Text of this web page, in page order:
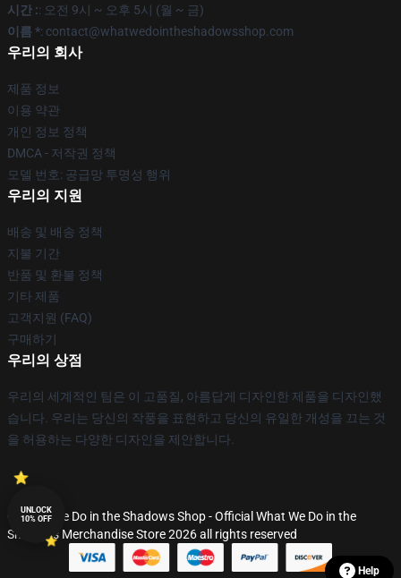
시간 :: 오전 9시 ~ 오후 5시 (월 ~ 금)
이름 *: contact@whatwedointheshadowsshop.com
우리의 회사
제품 정보
이용 약관
개인 정보 정책
DMCA - 저작권 정책
모델 번호: 공급망 투명성 행위
우리의 지원
배송 및 배송 정책
지불 기간
반품 및 환불 정책
기타 제품
고객지원 (FAQ)
구매하기
우리의 상점
우리의 세계적인 팀은 이 고품질, 아름답게 디자인한 제품을 디자인했
습니다. 우리는 당신의 작풍을 표현하고 당신의 유일한 개성을 끄는 것
을 허용하는 다양한 디자인을 제안합니다.
© What We Do in the Shadows Shop - Official What We Do in the
Shadows Merchandise Store 2026 all rights reserved
Help
UNLOCK
10% OFF